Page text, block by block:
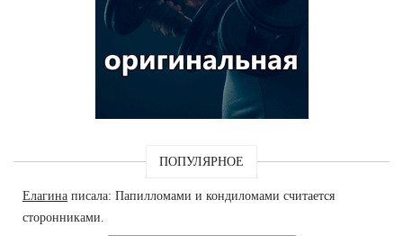
ПОПУЛЯРНОЕ
Елагина писала: Папилломами и кондиломами считается
сторонниками.